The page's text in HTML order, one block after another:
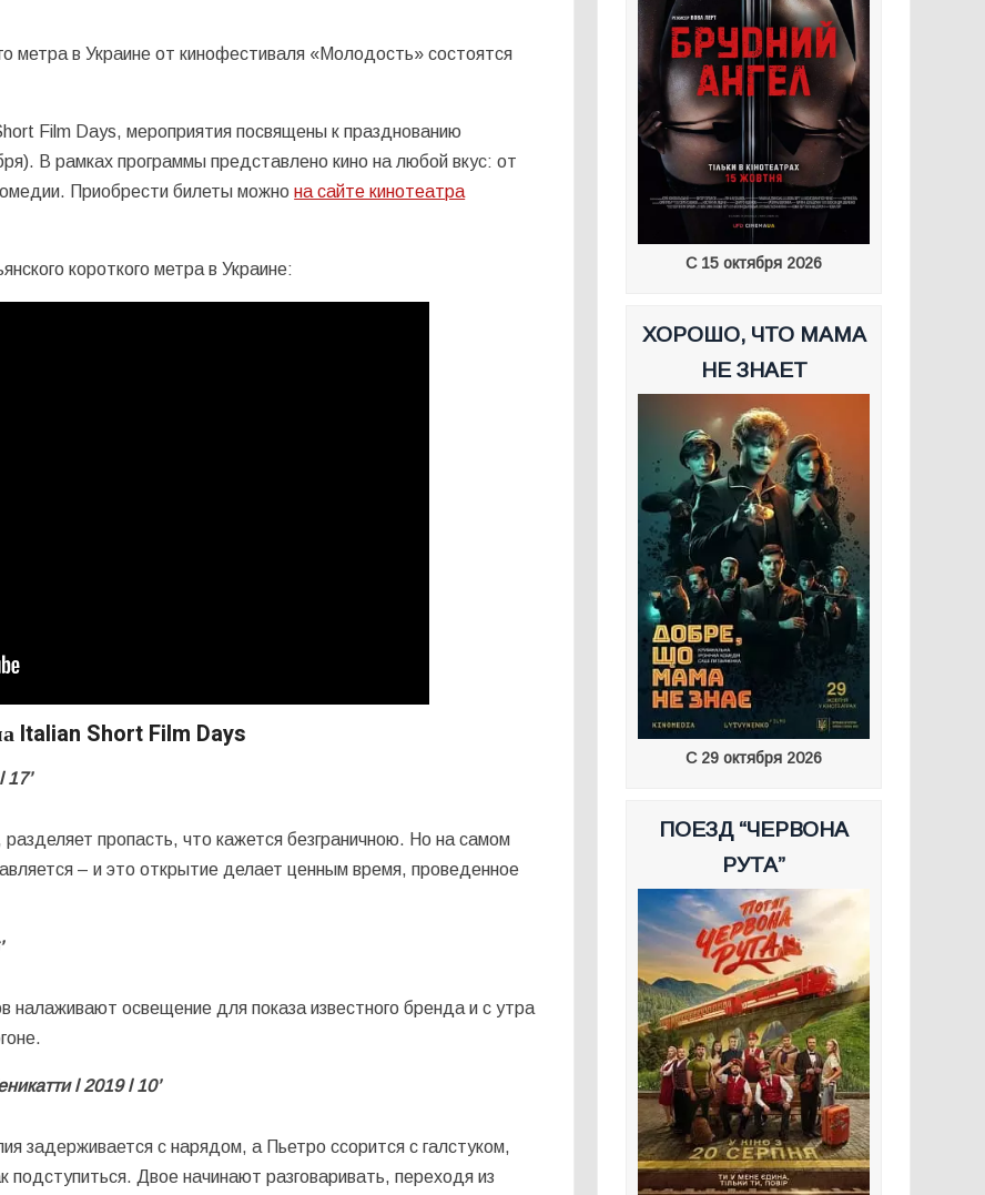
метра в Украине от кинофестиваля «Молодость» состоятся
Film Days, мероприятия посвящены к празднованию
В рамках программы представлено кино на любой вкус: от
Приобрести билеты можнона сайте кинотеатра
короткого метра в Украине:
Italian Short Film Days
l17’
пропасть, что кажется безграничною. Но на самом
– и это открытие делает ценным время, проведенное
освещение для показа известного бренда и с утра
l2019l10’
задерживается с нарядом, а Пьетро ссорится с галстуком,
подступиться. Двое начинают разговаривать, переходя из
С 15 октября 2026
ХОРОШО, ЧТО МАМА
НЕ ЗНАЕТ
С 29 октября 2026
ПОЕЗД “ЧЕРВОНА
РУТА”